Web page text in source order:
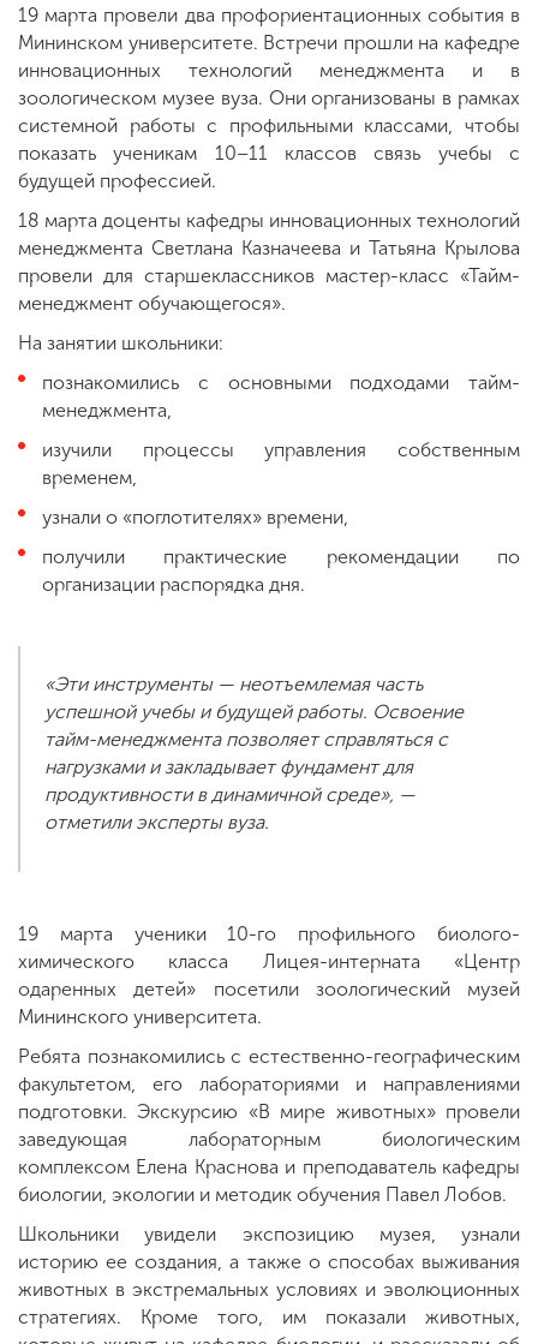
19 марта провели два профориентационных события в
Мининском университете. Встречи прошли на кафедре
инновационных технологий менеджмента и в
зоологическом музее вуза. Они организованы в рамках
системной работы с профильными классами, чтобы
показать ученикам 10–11 классов связь учебы с
будущей профессией.
18 марта доценты кафедры инновационных технологий
менеджмента Светлана Казначеева и Татьяна Крылова
провели для старшеклассников мастер-класс «Тайм-
менеджмент обучающегося».
На занятии школьники:
познакомились с основными подходами тайм-
менеджмента,
изучили процессы управления собственным
временем,
узнали о «поглотителях» времени,
получили практические рекомендации по
организации распорядка дня.
«Эти инструменты — неотъемлемая часть
успешной учебы и будущей работы. Освоение
тайм-менеджмента позволяет справляться с
нагрузками и закладывает фундамент для
продуктивности в динамичной среде», —
отметили эксперты вуза.
19 марта ученики 10-го профильного биолого-
химического класса Лицея-интерната «Центр
одаренных детей» посетили зоологический музей
Мининского университета.
Ребята познакомились с естественно-географическим
факультетом, его лабораториями и направлениями
подготовки. Экскурсию «В мире животных» провели
заведующая лабораторным биологическим
комплексом Елена Краснова и преподаватель кафедры
биологии, экологии и методик обучения Павел Лобов.
Школьники увидели экспозицию музея, узнали
историю ее создания, а также о способах выживания
животных в экстремальных условиях и эволюционных
стратегиях. Кроме того, им показали животных,